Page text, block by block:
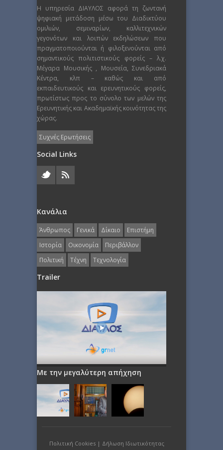
Η υπηρεσία ΔΙΑΥΛΟΣ αφορά τη ζωντανή
ψηφιακή μετάδοση μέσω του Διαδικτύου
ομιλιών, σεμιναρίων, καλλιτεχνικών
γεγονότων και λοιπών εκδηλώσεων που
πραγματοποιούνται ή φιλοξενούνται από
σημαντικούς πολιτιστικούς φορείς – λ.χ.
Μέγαρα Μουσικής , Μουσεία, Συνεδριακά
Κέντρα, κλπ – καθώς και από
εκπαιδευτικούς και ερευνητικούς φορείς,
πρωτίστως προς το σύνολο των μελών της
Ερευνητικής και Ακαδημαϊκής κοινότητας της
χώρας.
Συχνές Ερωτήσεις
Social Links
Κανάλια
Άνθρωπος Γενικά Δίκαιο
Επιστήμη
Ιστορία
Οικονομία
Περιβάλλον
Πολιτική
Τέχνη Τεχνολογία
Trailer
Με την μεγαλύτερη απήχηση
Πολιτική Cookies| Δήλωση Ιδιωτικότητας